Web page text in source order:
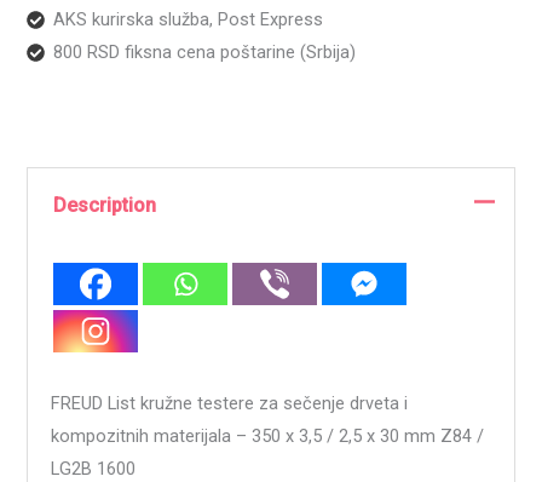
AKS kurirska služba, Post Express
800 RSD fiksna cena poštarine (Srbija)
Description
FREUD List kružne testere za sečenje drveta i
kompozitnih materijala – 350 x 3,5 / 2,5 x 30 mm Z84 /
LG2B 1600